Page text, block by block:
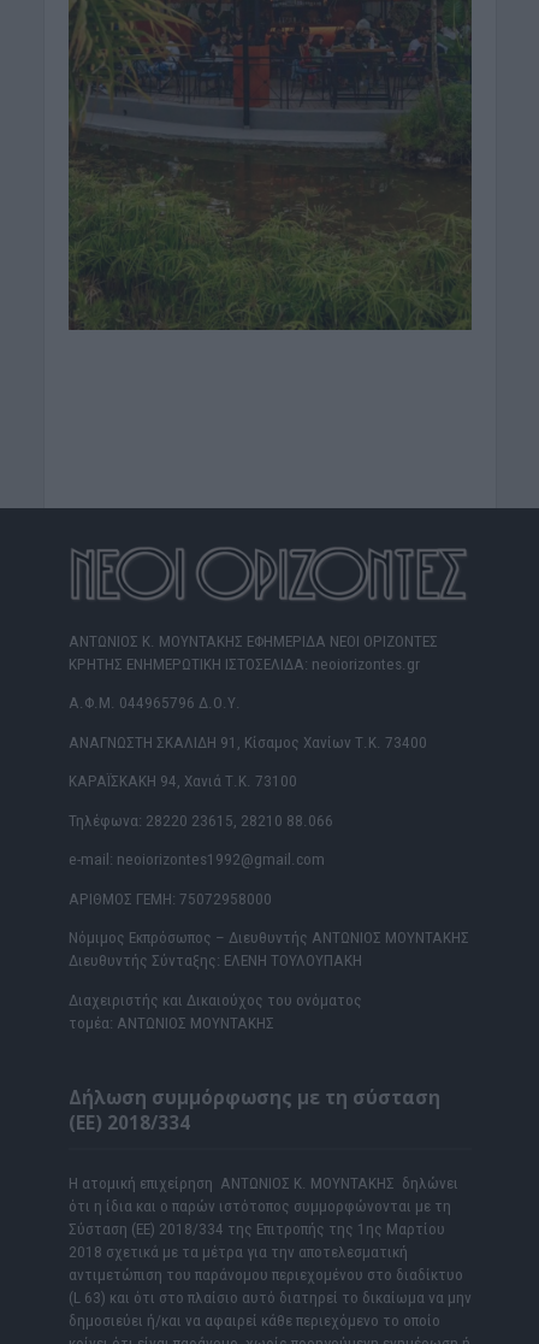
ΑΝΤΩΝΙΟΣ Κ. ΜΟΥΝΤΑΚΗΣ ΕΦΗΜΕΡΙΔΑ ΝΕΟΙ ΟΡΙΖΟΝΤΕΣ
ΚΡΗΤΗΣ ΕΝΗΜΕΡΩΤΙΚΗ ΙΣΤΟΣΕΛΙΔΑ: neoiorizontes.gr
Α.Φ.Μ. 044965796 Δ.Ο.Υ.
ΑΝΑΓΝΩΣΤΗ ΣΚΑΛΙΔΗ 91, Κίσαμος Χανίων Τ.Κ. 73400
ΚΑΡΑΪΣΚΑΚΗ 94, Χανιά Τ.Κ. 73100
Τηλέφωνα: 28220 23615, 28210 88.066
e-mail: neoiorizontes1992@gmail.com
ΑΡΙΘΜΟΣ ΓΕΜΗ: 75072958000
Νόμιμος Εκπρόσωπος – Διευθυντής ΑΝΤΩΝΙΟΣ ΜΟΥΝΤΑΚΗΣ
Διευθυντής Σύνταξης: ΕΛΕΝΗ ΤΟΥΛΟΥΠΑΚΗ
Διαχειριστής και Δικαιούχος του ονόματος
τομέα: ΑΝΤΩΝΙΟΣ ΜΟΥΝΤΑΚΗΣ
Δήλωση συμμόρφωσης με τη σύσταση
(ΕΕ) 2018/334
Η ατομική επιχείρηση ΑΝΤΩΝΙΟΣ Κ. ΜΟΥΝΤΑΚΗΣ δηλώνει
ότι η ίδια και ο παρών ιστότοπος συμμορφώνονται με τη
Σύσταση (ΕΕ) 2018/334 της Επιτροπής της 1ης Μαρτίου
2018 σχετικά με τα μέτρα για την αποτελεσματική
αντιμετώπιση του παράνομου περιεχομένου στο διαδίκτυο
(L 63) και ότι στο πλαίσιο αυτό διατηρεί το δικαίωμα να μην
δημοσιεύει ή/και να αφαιρεί κάθε περιεχόμενο το οποίο